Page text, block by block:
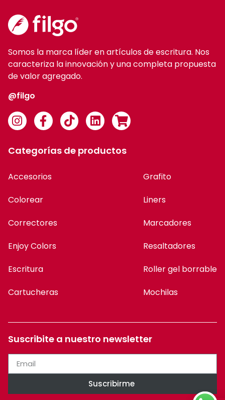
Somos la marca líder en artículos de escritura. Nos
caracteriza la innovación y una completa propuesta
de valor agregado.
@filgo
Categorías de productos
Accesorios
Colorear
Correctores
Enjoy Colors
Escritura
Cartucheras
Grafito
Liners
Marcadores
Resaltadores
Roller gel borrable
Mochilas
Suscribite a nuestro newsletter
Suscribirme